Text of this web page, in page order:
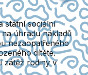
státní sociální
úhradu nákladů
nezaopatřeného
dítěte.
zátěž rodiny v